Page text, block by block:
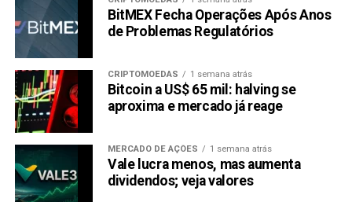
Imagem: Reprodução
Preço atual:
$0.07434
Pegar carona no nome do bilionário mais famoso do
mundo parecia estratégia infalível. Colocar “Elon” + “Doge”
+ “Mars” na mesma moeda? Genial, né?
A moeda subiu no hype, claro. Mas quando a galera
percebeu que o Elon Musk de verdade não tinha nada a ver
BitMEX Fecha Operações Após Anos
de Problemas Regulatórios
CRIPTOMOEDAS 1 semana atrás
Bitcoin a US$ 65 mil: halving se
aproxima e mercado já reage
MERCADO DE AÇÕES 1 semana atrás
Vale lucra menos, mas aumenta
dividendos; veja valores